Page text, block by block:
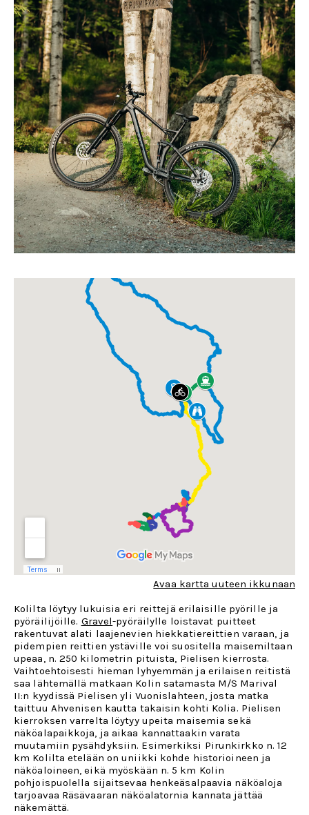
Avaa kartta uuteen ikkunaan
Kolilta löytyy lukuisia eri reittejä erilaisille pyörille ja
pyöräilijöille. Gravel-pyöräilylle loistavat puitteet
rakentuvat alati laajenevien hiekkatiereittien varaan, ja
pidempien reittien ystäville voi suositella maisemiltaan
upeaa, n. 250 kilometrin pituista, Pielisen kierrosta.
Vaihtoehtoisesti hieman lyhyemmän ja erilaisen reitistä
saa lähtemällä matkaan Kolin satamasta M/S Marival
II:n kyydissä Pielisen yli Vuonislahteen, josta matka
taittuu Ahvenisen kautta takaisin kohti Kolia. Pielisen
kierroksen varrelta löytyy upeita maisemia sekä
näköalapaikkoja, ja aikaa kannattaakin varata
muutamiin pysähdyksiin. Esimerkiksi Pirunkirkko n. 12
km Kolilta etelään on uniikki kohde historioineen ja
näköaloineen, eikä myöskään n. 5 km Kolin
pohjoispuolella sijaitsevaa henkeäsalpaavia näköaloja
tarjoavaa Räsävaaran näköalatornia kannata jättää
näkemättä.